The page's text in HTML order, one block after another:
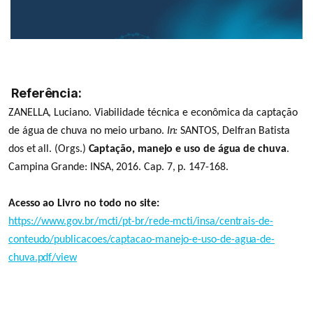
Referência:
ZANELLA, Luciano. Viabilidade técnica e econômica da captação
de água de chuva no meio urbano. In: SANTOS, Delfran Batista
dos et all. (Orgs.) Captação, manejo e uso de água de chuva.
Campina Grande: INSA, 2016. Cap. 7, p. 147-168.
Acesso ao Livro no todo no site:
https://www.gov.br/mcti/pt-br/rede-mcti/insa/centrais-de-
conteudo/publicacoes/captacao-manejo-e-uso-de-agua-de-
chuva.pdf/view